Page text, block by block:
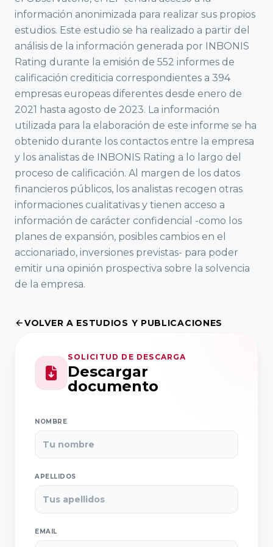
Cátedra de
Empresa
Familiar Mare
Nostrum
Universidad de
Murcia y
Universidad
Politécnica
Cartagena
Universidad
Miguel
Hernández de
Elche
Facultad de
Empresariales,
Alicante
Facultad de
Balears
Riojana de la
Empresa
Familiar AREF
Asociación de
la Empresa
Familiar de
Madrid
ADEFAM
Empresa
Familiar de
Castilla La
Mancha
AEFCLM
Empresarios
Asociación de
Canarias EFCA
información anonimizada para realizar sus propios
estudios. Este estudio se ha realizado a partir del
análisis de la información generada por INBONIS
Rating durante la emisión de 552 informes de
calificación crediticia correspondientes a 394
empresas europeas diferentes desde enero de
2021 hasta agosto de 2023. La información
utilizada para la elaboración de este informe se ha
obtenido durante los contactos entre la empresa
y los analistas de INBONIS Rating a lo largo del
proceso de calificación. Al margen de los datos
financieros públicos, los analistas recogen otras
informaciones cualitativas y tienen acceso a
información de carácter confidencial -como los
planes de expansión, posibles cambios en el
accionariado, inversiones previstas- para poder
emitir una opinión prospectiva sobre la solvencia
de la empresa.
VOLVER A ESTUDIOS Y PUBLICACIONES
SOLICITUD DE DESCARGA
Descargar
documento
NOMBRE
APELLIDOS
EMAIL